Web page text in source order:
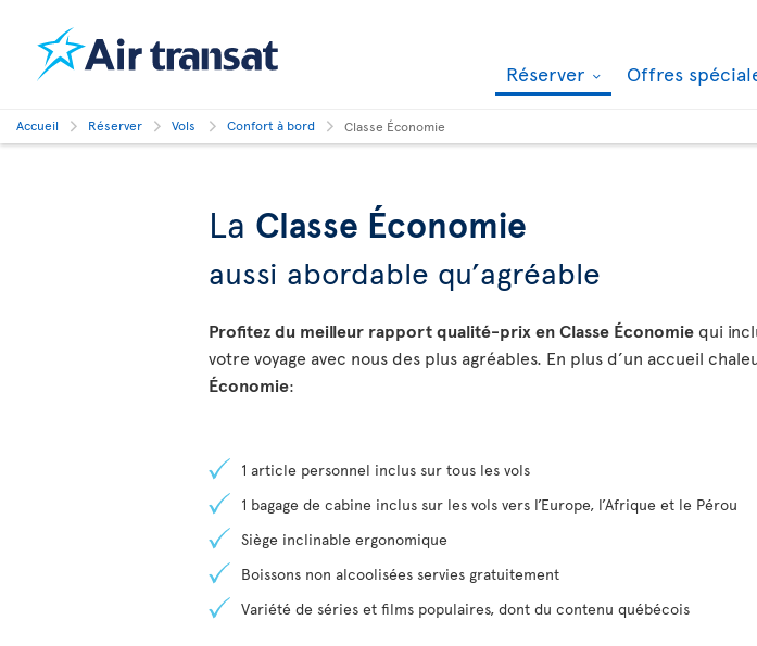
Réserver Offres
Accueil Réserver Vols Confort à bord Classe Économie
La Classe Économie
aussi abordable qu’agréable
Profitez du meilleur rapport qualité-prix en Classe Économie qui
votre voyage avec nous des plus agréables. En plus d’un accueil
Économie:
1 article personnel inclus sur tous les vols
1 bagage de cabine inclus sur les vols vers l’Europe, l’Afrique et le Pérou
Siège inclinable ergonomique
Boissons non alcoolisées servies gratuitement
Variété de séries et films populaires, dont du contenu québécois